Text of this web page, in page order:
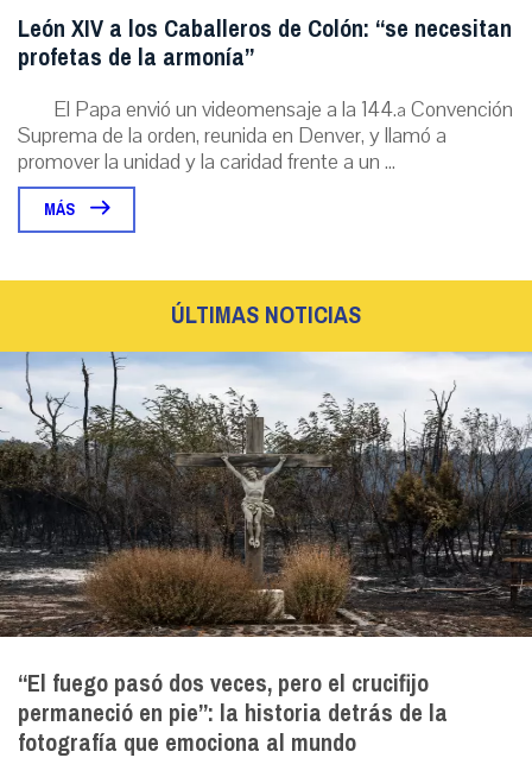
León XIV a los Caballeros de Colón: “se necesitan
profetas de la armonía”
El Papa envió un videomensaje a la 144.ª Convención
Suprema de la orden, reunida en Denver, y llamó a
promover la unidad y la caridad frente a un ...
MÁS
ÚLTIMAS NOTICIAS
“El fuego pasó dos veces, pero el crucifijo
permaneció en pie”: la historia detrás de la
fotografía que emociona al mundo